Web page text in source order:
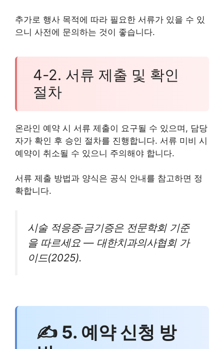
추가로 행사 목적에 따라 필요한 서류가 있을 수 있
으니 사전에 문의하는 것이 좋습니다.
4-2. 서류 제출 및 확인
절차
온라인 예약 시 서류 제출이 요구될 수 있으며, 담당
자가 확인 후 승인 절차를 진행합니다. 서류 미비 시
예약이 취소될 수 있으니 주의해야 합니다.
서류 제출 방법과 양식은 공식 안내를 참고하면 정
확합니다.
시술 적응증·금기증은 전문학회 기준
을 따르세요 — 대한치과의사협회 가
이드(2025).
✍ 5. 예약 신청 방